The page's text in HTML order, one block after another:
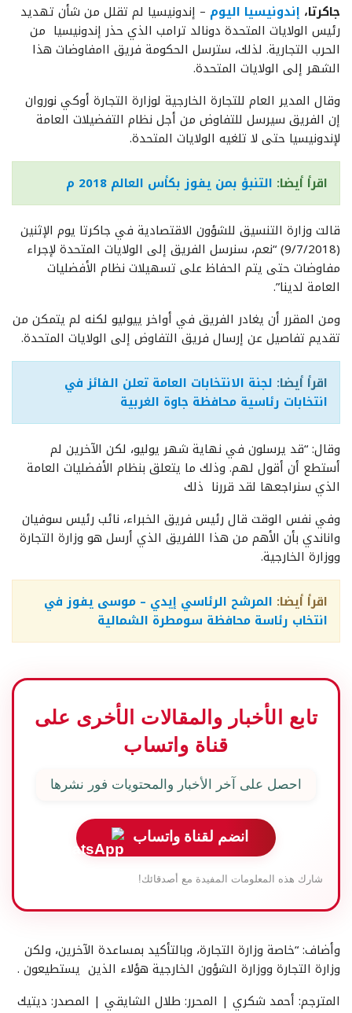
جاكرتا، إندونيسيا اليوم – إندونيسيا لم تقلل من شأن تهديد
رئيس الولايات المتحدة دونالد ترامب الذي حذر إندونيسيا من
الحرب التجارية. لذلك، سترسل الحكومة فريق اامفاوضات هذا
الشهر إلى الولايات المتحدة.
وقال المدير العام للتجارة الخارجية لوزارة التجارة أوكي نوروان
إن الفريق سيرسل للتفاوض من أجل نظام التفضيلات العامة
لإندونيسيا حتى لا تلغيه الولايات المتحدة.
اقرأ أيضا: التنبؤ بمن يفوز بكأس العالم 2018 م
قالت وزارة التنسيق للشؤون الاقتصادية في جاكرتا يوم الإثنين
(9/7/2018) “نعم، سنرسل الفريق إلى الولايات المتحدة لإجراء
مفاوضات حتى يتم الحفاظ على تسهيلات نظام الأفضليات
العامة لدينا”.
ومن المقرر أن يغادر الفريق في أواخر ييوليو لكنه لم يتمكن من
تقديم تفاصيل عن إرسال فريق التفاوض إلى الولايات المتحدة.
اقرأ أيضا: لجنة الانتخابات العامة تعلن الفائز في
انتخابات رئاسية محافظة جاوة الغربية
وقال: “قد يرسلون في نهاية شهر يوليو، لكن الآخرين لم
أستطع أن أقول لهم. وذلك ما يتعلق بنظام الأفضليات العامة
الذي سنراجعها لقد قررنا ذلك
وفي نفس الوقت قال رئيس فريق الخبراء، نائب رئيس سوفيان
واناندي بأن الأهم من هذا اللفريق الذي أرسل هو وزارة التجارة
ووزارة الخارجية.
اقرأ أيضا: المرشح الرئاسي إيدي – موسى يفوز في
انتخاب رئاسة محافظة سومطرة الشمالية
تابع الأخبار والمقالات الأخرى على
قناة واتساب
احصل على آخر الأخبار والمحتويات فور نشرها
انضم لقناة واتساب
شارك هذه المعلومات المفيدة مع أصدقائك!
وأضاف: “خاصة وزارة التجارة، وبالتأكيد بمساعدة الآخرين، ولكن
وزارة التجارة ووزارة الشؤون الخارجية هؤلاء الذين يستطيعون .
المترجم: أحمد شكري | المحرر: طلال الشايقي | المصدر: ديتيك